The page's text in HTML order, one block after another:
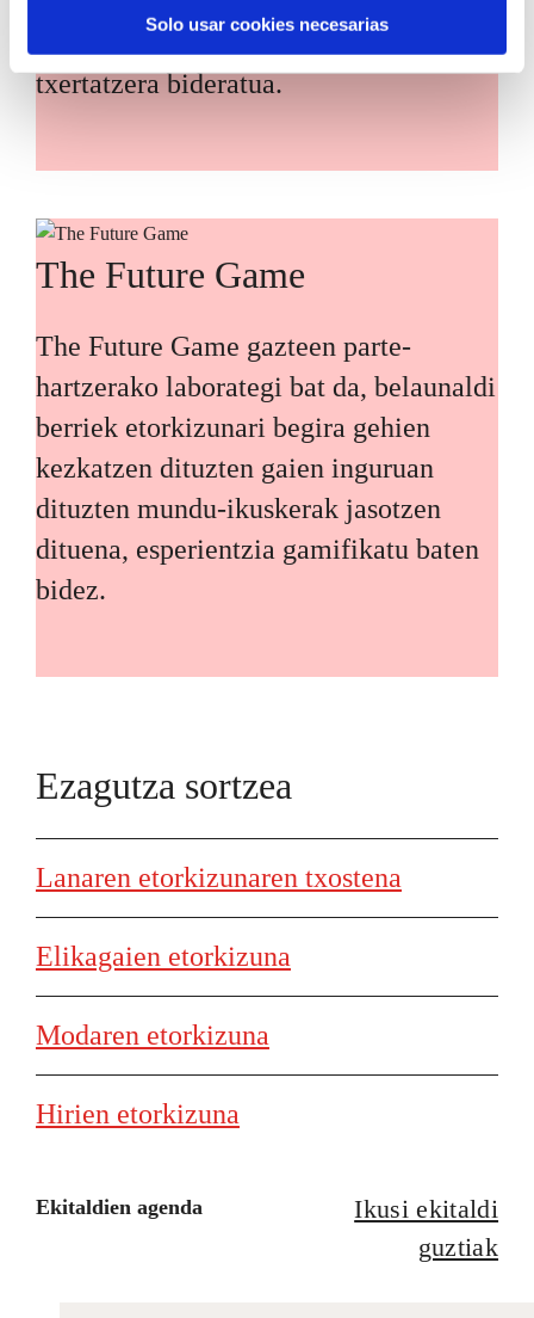
Solo usar cookies necesarias
txertatzera bideratua.
The Future Game
The Future Game gazteen parte-
hartzerako laborategi bat da, belaunaldi
berriek etorkizunari begira gehien
kezkatzen dituzten gaien inguruan
dituzten mundu-ikuskerak jasotzen
dituena, esperientzia gamifikatu baten
bidez.
Ezagutza sortzea
Lanaren etorkizunaren txostena
Elikagaien etorkizuna
Modaren etorkizuna
Hirien etorkizuna
Ekitaldien agenda
Ikusi ekitaldi
guztiak